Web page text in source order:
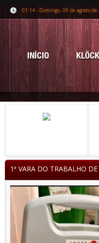
03:14 - Domingo, 09 de agosto de
INÍCIO
1ª VARA DO TRABALHO